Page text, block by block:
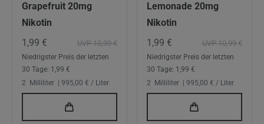
Grapefruit 20mg
Nikotin
UVP 10,99 €
1,99 €
Niedrigster Preis der letzten
30 Tage: 1,99 €
2
Milliliter | 995,00 € / Liter
Lemonade 20mg
Nikotin
UVP 10,99 €
1,99 €
Niedrigster Preis der letzten
30 Tage: 1,99 €
2
Milliliter | 995,00 € / Liter